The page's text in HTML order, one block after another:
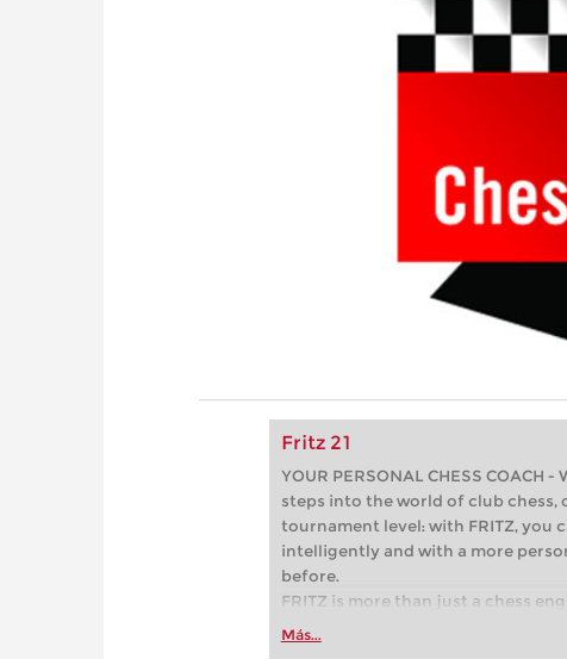
Fritz 21
YOUR PERSONAL CHESS
steps into the world of club chess,
tournament level: with FRITZ, you
intelligently and with a more
before.
FRITZ is more than just a chess
Whether you’re taking your first
Más...